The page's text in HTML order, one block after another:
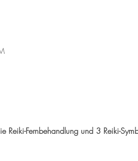
Fernbehandlung und 3 Reiki-